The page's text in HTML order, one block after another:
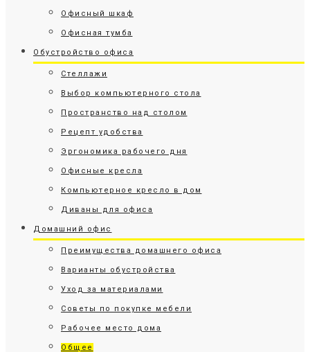
Офисный шкаф
Офисная тумба
Обустройство офиса
Стеллажи
Выбор компьютерного стола
Пространство над столом
Рецепт удобства
Эргономика рабочего дня
Офисные кресла
Компьютерное кресло в дом
Диваны для офиса
Домашний офис
Преимущества домашнего офиса
Варианты обустройства
Уход за материалами
Советы по покупке мебели
Рабочее место дома
Общее